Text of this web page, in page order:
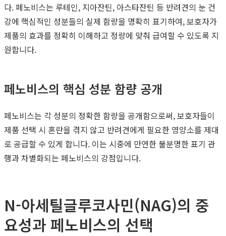
다. 페노비스는 루테인, 지아잔틴, 아스타잔틴 등 반려견의 눈 건
강에 핵심적인 성분들의 실제 함량을 명확히 표기하여, 보호자가
제품의 효과를 정확히 이해하고 정량에 맞춰 급여할 수 있도록 지
원합니다.
페노비스의 핵심 성분 함량 공개
페노비스는 각 성분의 정확한 함량을 공개함으로써, 보호자들이
제품 선택 시 혼란을 겪지 않고 반려견에게 필요한 영양소를 제대
로 공급할 수 있게 합니다. 이는 시중에 만연한 불분명한 표기 관
행과 차별화되는 페노비스의 강점입니다.
N-아세틸글루코사민(NAG)의 중
요성과 페노비스의 선택